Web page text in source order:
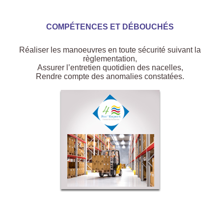
COMPÉTENCES ET DÉBOUCHÉS
Réaliser les manoeuvres en toute sécurité suivant la
règlementation,
Assurer l’entretien quotidien des nacelles,
Rendre compte des anomalies constatées.